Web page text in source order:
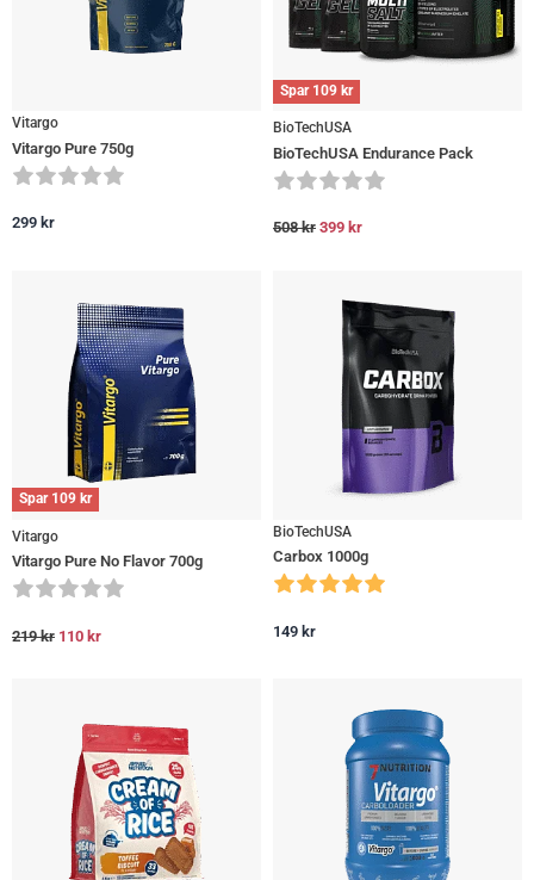
Vitargo
Vitargo Pure 750g
299 kr
Spar 109 kr
BioTechUSA
BioTechUSA Endurance Pack
508kr 399 kr
Spar 109 kr
Vitargo
Vitargo Pure No Flavor 700g
219kr 110 kr
BioTechUSA
Carbox 1000g
149 kr